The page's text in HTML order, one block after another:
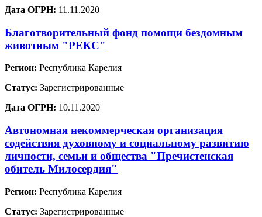
Дата ОГРН: 11.11.2020
Благотворительный фонд помощи бездомным
животным "РЕКС"
Регион: Республика Карелия
Статус: Зарегистрированные
Дата ОГРН: 10.11.2020
Автономная некоммерческая организация
содействия духовному и социальному развитию
личности, семьи и общества "Пречистенская
обитель Милосердия"
Регион: Республика Карелия
Статус: Зарегистрированные